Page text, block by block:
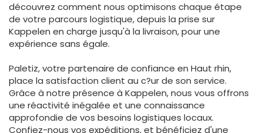
découvrez comment nous optimisons chaque étape
de votre parcours logistique, depuis la prise sur
Kappelen en charge jusqu'à la livraison, pour une
expérience sans égale.
Paletiz, votre partenaire de confiance en Haut rhin,
place la satisfaction client au c?ur de son service.
Grâce à notre présence à Kappelen, nous vous offrons
une réactivité inégalée et une connaissance
approfondie de vos besoins logistiques locaux.
Confiez-nous vos expéditions, et bénéficiez d'une